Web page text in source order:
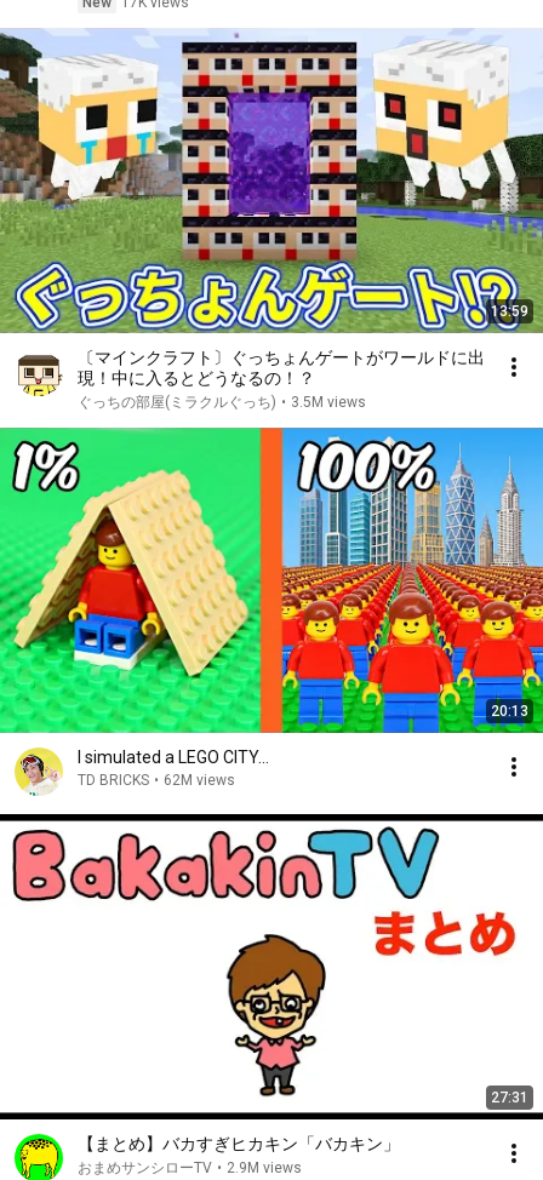
13:59
〔マインクラフト〕ぐっちょんゲートがワールドに出
現！中に入るとどうなるの！？
ぐっちの部屋(ミラクルぐっち) • 3.5M views
20:13
I simulated a LEGO CITY...
TD BRICKS • 62M views
27:31
【まとめ】バカすぎヒカキン「バカキン」
おまめサンシローTV • 2.9M views